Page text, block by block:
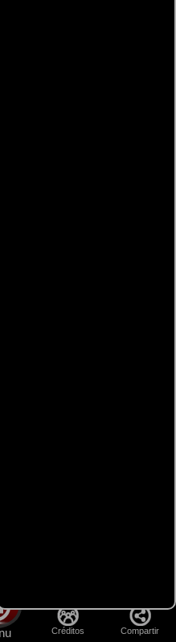
Créditos Compartir
través de tus opiniones. ¿Qué
de Dylan Bank, Robert Loggia
emociones y
hizo reír, llorar o reflexionar?
te guardes nada! Queremos
donde la conversación
Únete a la charla y déjanos
¡Los comentarios son la
diversidad de opiniones!
es clave para hacer
completo. Queremos
cinematográfica, pero
algún dato faltante en la ficha
error en la sinopsis o el
del cine: contribuyan
y compartan
fanáticos conocen. Sus
secreto que hará de
los amantes del celuloide.
ni opinión insignificante. ¿Algún
con ver reseñada?